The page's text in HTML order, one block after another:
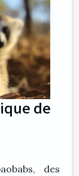
de
des